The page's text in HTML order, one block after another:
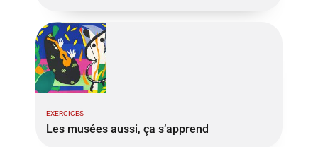
EXERCICES
Les musées aussi, ça s’apprend